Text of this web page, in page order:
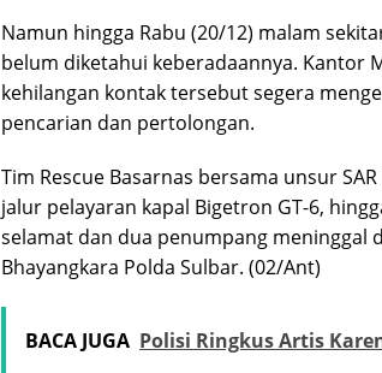
Namun hingga Rabu (20/12) malam
belum diketahui keberadaannya. Kantor
kehilangan kontak tersebut segera
pencarian dan pertolongan.
Tim Rescue Basarnas bersama unsur
jalur pelayaran kapal Bigetron GT-6,
selamat dan dua penumpang meninggal
Bhayangkara Polda Sulbar. (02/Ant)
BACA JUGA Polisi Ringkus Artis